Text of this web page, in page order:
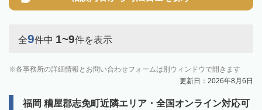
全9件中 1~9件を表示
各事務所の詳細情報とお問い合わせフォームは別ウィンドウで開きます
更新日：2026年8月6日
福岡 糟屋郡志免町近隣エリア・全国オンライン対応可